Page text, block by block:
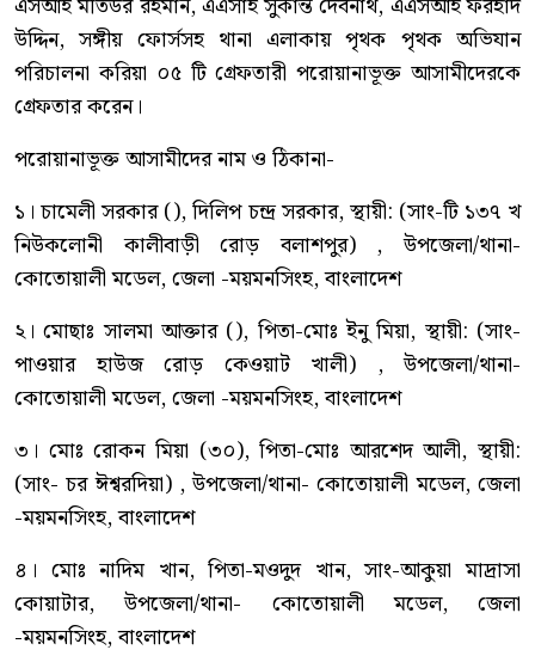
উদ্দিন, সঙ্গীয় ফোর্সসহ থানা এলাকায় পৃথক পৃথক অভিযান
পরিচালনা করিয়া ০৫ টি গ্রেফতারী পরোয়ানাভূক্ত আসামীদেরকে
গ্রেফতার করেন।
পরোয়ানাভূক্ত আসামীদের নাম ও ঠিকানা-
১। চামেলী সরকার (), দিলিপ চন্দ্র সরকার, স্থায়ী: (সাং-টি ১৩৭ খ
নিউকলোনী কালীবাড়ী রোড় বলাশপুর) , উপজেলা/থানা-
কোতোয়ালী মডেল, জেলা -ময়মনসিংহ, বাংলাদেশ
২। মোছাঃ সালমা আক্তার (), পিতা-মোঃ ইনু মিয়া, স্থায়ী: (সাং-
পাওয়ার হাউজ রোড় কেওয়াট খালী) , উপজেলা/থানা-
কোতোয়ালী মডেল, জেলা -ময়মনসিংহ, বাংলাদেশ
৩। মোঃ রোকন মিয়া (৩০), পিতা-মোঃ আরশেদ আলী, স্থায়ী:
(সাং- চর ঈশ্বরদিয়া) , উপজেলা/থানা- কোতোয়ালী মডেল, জেলা
-ময়মনসিংহ, বাংলাদেশ
৪। মোঃ নাদিম খান, পিতা-মওদুদ খান, সাং-আকুয়া মাদ্রাসা
কোয়াটার, উপজেলা/থানা- কোতোয়ালী মডেল, জেলা
-ময়মনসিংহ, বাংলাদেশ